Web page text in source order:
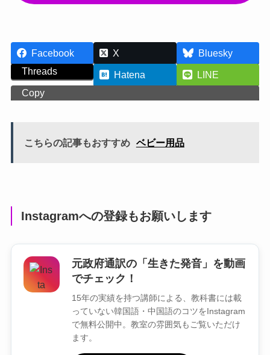
Facebook X
Bluesky
Threads
Hatena
LINE
Copy
こちらの記事もおすすめ ベビー用品
Instagramへの登録もお願いします
元政府通訳の「生きた発音」を動画
でチェック！
15年の実績を持つ講師による、教科書には載
っていない韓国語・中国語のコツをInstagram
で無料公開中。教室の雰囲気もご覧いただけ
ます。